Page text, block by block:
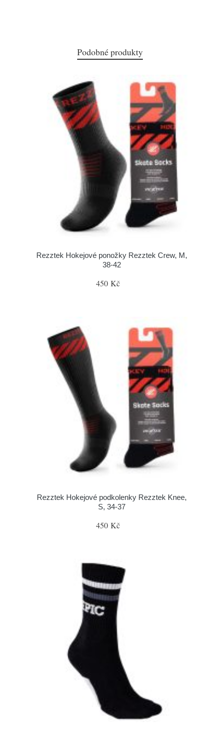
Podobné produkty
Rezztek Hokejové ponožky Rezztek Crew, M,
38-42
450 Kč
Rezztek Hokejové podkolenky Rezztek Knee,
S, 34-37
450 Kč